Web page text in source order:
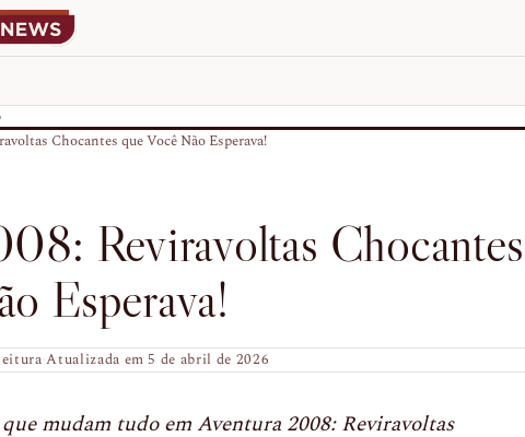
Chocantes que Você Não Esperava!
Reviravoltas Chocantes
Esperava!
·Atualizada em 5 de abril de 2026
mudam tudo em Aventura 2008: Reviravoltas